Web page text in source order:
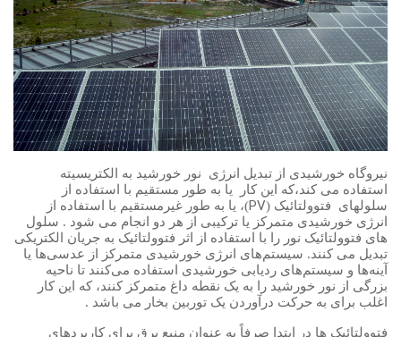
نیروگاه خورشیدی از تبدیل انرژی
نور خورشید به الکتریسیته
استفاده می کند،که این کار
یا به طور مستقیم با استفاده از
سلولهای
فتوولتائیک (PV)، یا به طور غیرمستقیم با استفاده از
انرژی خورشیدی متمرکز یا ترکیبی از هر دو انجام می شود . سلول
های فتوولتائیک نور را با استفاده از اثر فتوولتائیک به جریان الکتریکی
تبدیل می کنند. سیستم‌های انرژی خورشیدی متمرکز از عدسی‌ها یا
آینه‌ها و سیستم‌های ردیابی خورشیدی استفاده می‌کنند تا ناحیه
بزرگی از نور خورشید را به یک نقطه داغ متمرکز کنند، که این کار
اغلب برای به حرکت درآوردن یک توربین بخار می باشد .
فتوولتائیک ها در ابتدا صرفاً به عنوان منبع برق برای کاربردهای